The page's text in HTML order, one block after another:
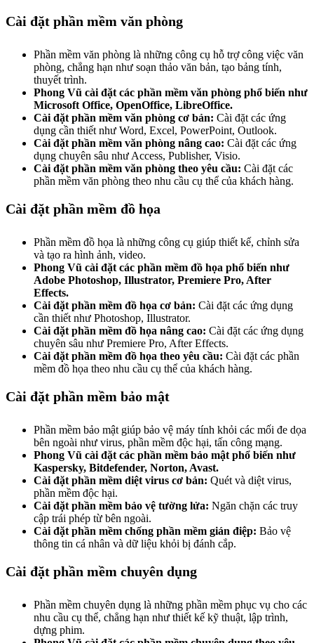
Cài đặt phần mềm văn phòng
Phần mềm văn phòng là những công cụ hỗ trợ công việc văn
phòng, chẳng hạn như soạn thảo văn bản, tạo bảng tính,
thuyết trình.
Phong Vũ cài đặt các phần mềm văn phòng phổ biến như
Microsoft Office, OpenOffice, LibreOffice.
Cài đặt phần mềm văn phòng cơ bản: Cài đặt các ứng
dụng cần thiết như Word, Excel, PowerPoint, Outlook.
Cài đặt phần mềm văn phòng nâng cao: Cài đặt các ứng
dụng chuyên sâu như Access, Publisher, Visio.
Cài đặt phần mềm văn phòng theo yêu cầu: Cài đặt các
phần mềm văn phòng theo nhu cầu cụ thể của khách hàng.
Cài đặt phần mềm đồ họa
Phần mềm đồ họa là những công cụ giúp thiết kế, chỉnh sửa
và tạo ra hình ảnh, video.
Phong Vũ cài đặt các phần mềm đồ họa phổ biến như
Adobe Photoshop, Illustrator, Premiere Pro, After
Effects.
Cài đặt phần mềm đồ họa cơ bản: Cài đặt các ứng dụng
cần thiết như Photoshop, Illustrator.
Cài đặt phần mềm đồ họa nâng cao: Cài đặt các ứng dụng
chuyên sâu như Premiere Pro, After Effects.
Cài đặt phần mềm đồ họa theo yêu cầu: Cài đặt các phần
mềm đồ họa theo nhu cầu cụ thể của khách hàng.
Cài đặt phần mềm bảo mật
Phần mềm bảo mật giúp bảo vệ máy tính khỏi các mối đe dọa
bên ngoài như virus, phần mềm độc hại, tấn công mạng.
Phong Vũ cài đặt các phần mềm bảo mật phổ biến như
Kaspersky, Bitdefender, Norton, Avast.
Cài đặt phần mềm diệt virus cơ bản: Quét và diệt virus,
phần mềm độc hại.
Cài đặt phần mềm bảo vệ tường lửa: Ngăn chặn các truy
cập trái phép từ bên ngoài.
Cài đặt phần mềm chống phần mềm gián điệp: Bảo vệ
thông tin cá nhân và dữ liệu khỏi bị đánh cắp.
Cài đặt phần mềm chuyên dụng
Phần mềm chuyên dụng là những phần mềm phục vụ cho các
nhu cầu cụ thể, chẳng hạn như thiết kế kỹ thuật, lập trình,
dựng phim.